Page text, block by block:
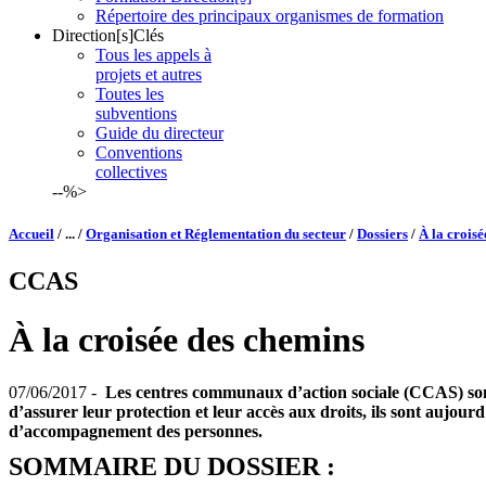
Répertoire des principaux organismes de formation
Direction[s]Clés
Tous les appels à
projets et autres
Toutes les
subventions
Guide du directeur
Conventions
collectives
--%>
Accueil / ... / Organisation et Réglementation du secteur / Dossiers / À la
CCAS
À la croisée des chemins
07/06/2017 - Les centres communaux d’action sociale (CCAS)
d’assurer leur protection et leur accès aux droits, ils sont
d’accompagnement des personnes.
SOMMAIRE DU DOSSIER :